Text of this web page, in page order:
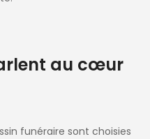
au cœur
funéraire sont choisies